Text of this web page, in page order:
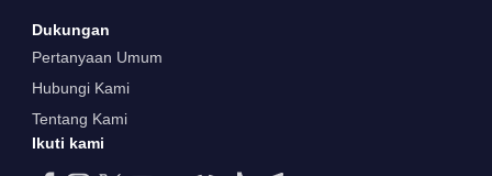
Dukungan
Pertanyaan Umum
Hubungi Kami
Tentang Kami
Ikuti kami